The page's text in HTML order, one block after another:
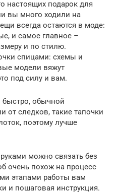
настоящих подарок для
вы много ходили на
всегда остаются в моде:
и самое главное –
и по стилю.
спицами: схемы и
модели вяжут
под силу и вам.
быстро, обычной
от следков, такие тапочки
поэтому лучше
можно связать без
очень похож на процесс
этапами работы вам
и пошаговая инструкция.